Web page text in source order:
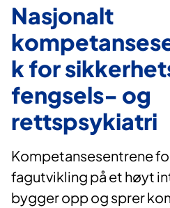
Nasjonalt
k for
fengsels- og
rettspsykiatri
Kompetansesentrene
fagutvikling på et høyt
bygger opp og sprer